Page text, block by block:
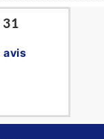
avis